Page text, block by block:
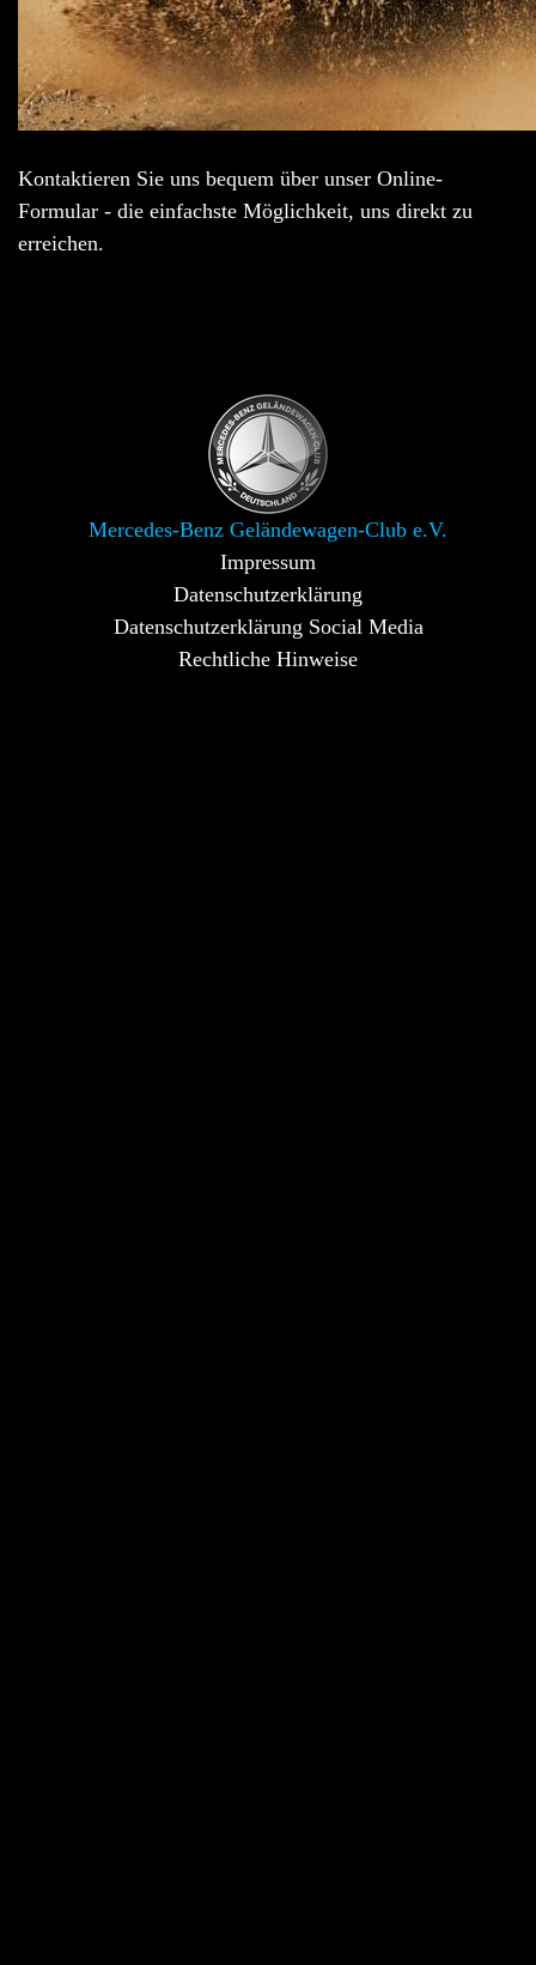
Kontaktieren Sie uns bequem über unser Online-
Formular - die einfachste Möglichkeit, uns direkt zu
erreichen.
Mercedes-Benz Geländewagen-Club e.V.
Impressum
Datenschutzerklärung
Datenschutzerklärung Social Media
Rechtliche Hinweise